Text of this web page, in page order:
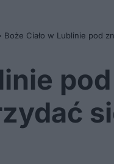
Boże Ciało w Lublinie pod